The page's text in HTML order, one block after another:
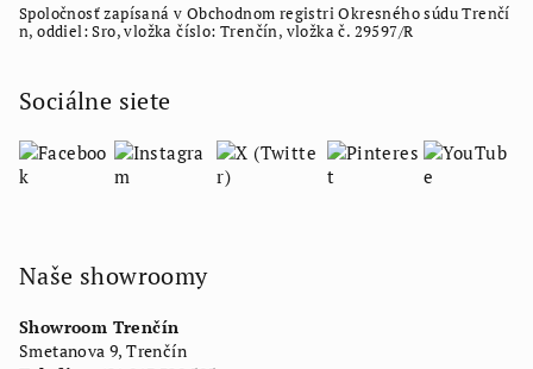
Spoločnosť zapísaná v Obchodnom registri Okresného súdu Trenčí
n, oddiel: Sro, vložka číslo: Trenčín, vložka č. 29597/R
Sociálne siete
Naše showroomy
Showroom Trenčín
Smetanova 9, Trenčín